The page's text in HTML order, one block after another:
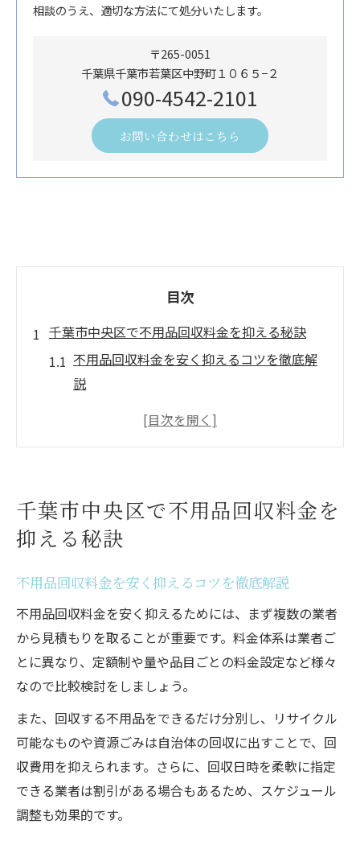
相談のうえ、適切な方法にて処分いたします。
〒265-0051
千葉県千葉市若葉区中野町１０６５−２
090-4542-2101
お問い合わせはこちら
目次
千葉市中央区で不用品回収料金を抑える秘訣
不用品回収料金を安く抑えるコツを徹底解
説
千葉市中央区で賢く不用品回収を利用する
割安な不用品回収サービスの選び方と注意
点
夫
不用品回収を賢く依頼するなら知っておきたい
相場
千葉市中央区での不用品回収相場の正しい
見極め方
不用品回収費用の目安と相場の決まり方を
知ろう
不用品回収相場を知って無駄な出費を抑え
る方法
不用品回収料金の内訳と追加費用に要注意
千葉市中央区で不用品回収料金を
抑える秘訣
不用品回収料金を安く抑えるコツを徹底解説
不用品回収料金を安く抑えるためには、まず複数の業者
から見積もりを取ることが重要です。料金体系は業者ご
とに異なり、定額制や量や品目ごとの料金設定など様々
なので比較検討をしましょう。
また、回収する不用品をできるだけ分別し、リサイクル
可能なものや資源ごみは自治体の回収に出すことで、回
収費用を抑えられます。さらに、回収日時を柔軟に指定
できる業者は割引がある場合もあるため、スケジュール
調整も効果的です。